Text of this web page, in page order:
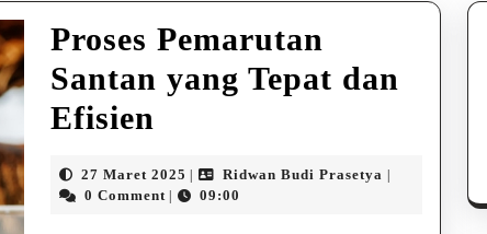
Proses Pemarutan
Santan yang Tepat dan
Efisien
Santan
27 Maret 2025 27
Maret
Ridwan Budi Prasetya Ridwan
0 Comment 09:00